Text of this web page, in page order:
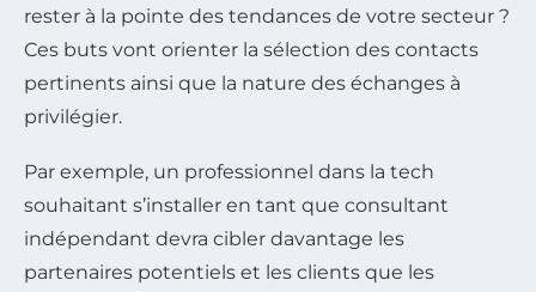
rester à la pointe des tendances de votre secteur ?
Ces buts vont orienter la sélection des contacts
pertinents ainsi que la nature des échanges à
privilégier.
Par exemple, un professionnel dans la tech
souhaitant s’installer en tant que consultant
indépendant devra cibler davantage les
partenaires potentiels et les clients que les